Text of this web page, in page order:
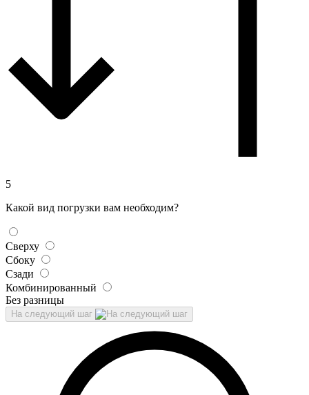
5
Какой вид погрузки вам необходим?
Сверху
Сбоку
Сзади
Комбинированный
Без разницы
На следующий шаг